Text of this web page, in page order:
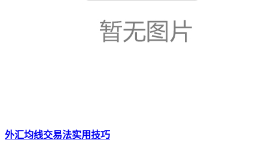
外汇均线交易法实用技巧